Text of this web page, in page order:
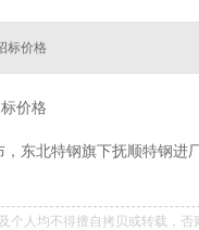
标价格
价格
，东北特钢旗下抚顺特钢进
个人均不得擅自拷贝或转载，